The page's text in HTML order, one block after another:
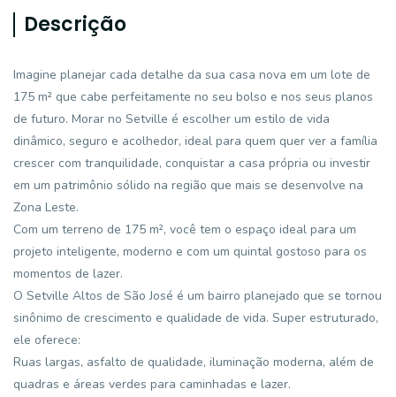
Descrição
Imagine planejar cada detalhe da sua casa nova em um lote de
175 m² que cabe perfeitamente no seu bolso e nos seus planos
de futuro. Morar no Setville é escolher um estilo de vida
dinâmico, seguro e acolhedor, ideal para quem quer ver a família
crescer com tranquilidade, conquistar a casa própria ou investir
em um patrimônio sólido na região que mais se desenvolve na
Zona Leste.
Com um terreno de 175 m², você tem o espaço ideal para um
projeto inteligente, moderno e com um quintal gostoso para os
momentos de lazer.
O Setville Altos de São José é um bairro planejado que se tornou
sinônimo de crescimento e qualidade de vida. Super estruturado,
ele oferece:
Ruas largas, asfalto de qualidade, iluminação moderna, além de
quadras e áreas verdes para caminhadas e lazer.